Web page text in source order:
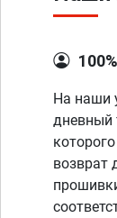
На наши
дневный
возврат